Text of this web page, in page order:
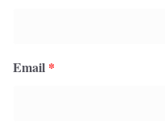
Email *